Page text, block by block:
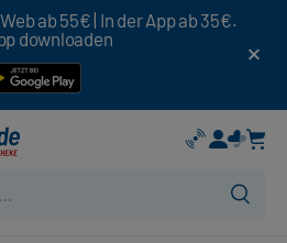
ab 55€ | In der App ab 35€.
downloaden